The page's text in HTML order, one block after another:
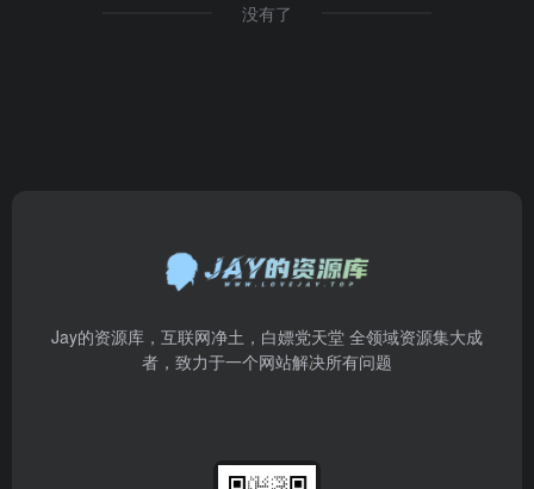
没有了
Jay的资源库，互联网净土，白嫖党天堂 全领域资源集大成
者，致力于一个网站解决所有问题